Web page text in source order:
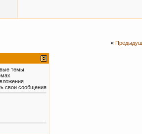
«
темы
свои сообщения